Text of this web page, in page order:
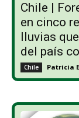
Chile |
en cinco
lluvias
del país
Chile Patricia